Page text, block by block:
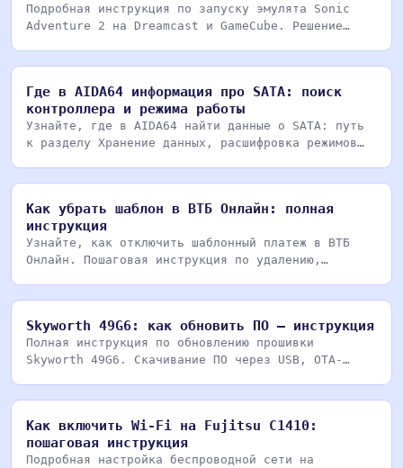
Подробная инструкция по запуску эмулята Sonic
Adventure 2 на Dreamcast и GameCube. Решение
Где в AIDA64 информация про SATA: поиск
контроллера и режима работы
Узнайте, где в AIDA64 найти данные о SATA: путь
к разделу Хранение данных, расшифровка режимов
Как убрать шаблон в ВТБ Онлайн: полная
инструкция
Узнайте, как отключить шаблонный платеж в ВТБ
Онлайн. Пошаговая инструкция по удалению,
Skyworth 49G6: как обновить ПО — инструкция
Полная инструкция по обновлению прошивки
Skyworth 49G6. Скачивание ПО через USB, OTA-
Как включить Wi-Fi на Fujitsu C1410:
пошаговая инструкция
Подробная настройка беспроводной сети на